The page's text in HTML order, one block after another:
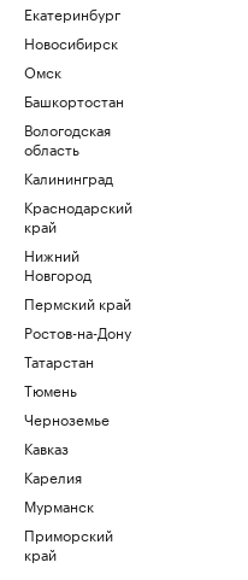
Екатеринбург
Новосибирск
Омск
Башкортостан
Вологодская
область
Калининград
Краснодарский
край
Нижний
Новгород
Пермский край
Ростов-на-Дону
Татарстан
Тюмень
Черноземье
Кавказ
Карелия
Мурманск
Приморский
край